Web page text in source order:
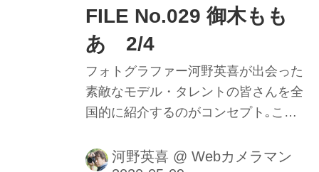
FILE No.029 御木もも
あ 2/4
フォトグラファー河野英喜が出会った
素敵なモデル・タレントの皆さんを全
国的に紹介するのがコンセプト｡ここ
インダー内の様子を垣間見ることがで
河野英喜 @ Webカメラマン